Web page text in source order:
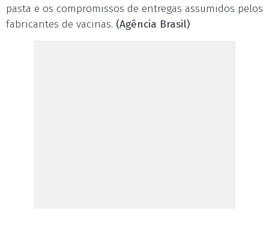
pasta e os compromissos de entregas assumidos pelos
fabricantes de vacinas. (Agência Brasil)